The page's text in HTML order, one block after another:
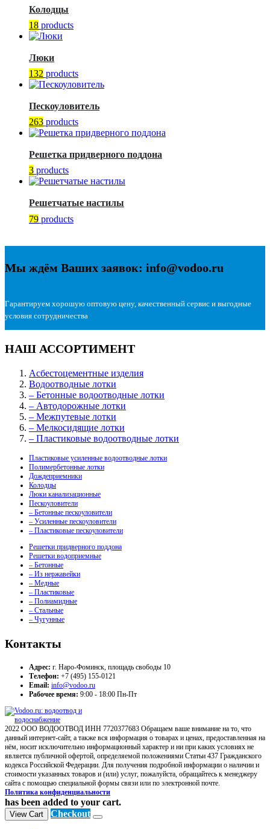
Колодцы
18 products
Люки
132 products
Пескоуловитель
263 products
Решетка придверного поддона
3 products
Решетчатые настилы
79 products
Мы ждём Ваших заявок: info@vodoo.ru
Гарантируем хорошую оптовую цену, качественный сервис и выгодные
условия сотрудничества
НАШ АССОРТИМЕНТ
Асбестоцементные изделия
Водоотводные лотки
– Бетонные водоотводные лотки
– Автодорожные лотки
– Межпутевые лотки
– Мелкосидящие лотки
– Пластиковые водоотводные лотки
Пластиковые усиленные водоотводные лотки
Полимербетонные лотки
Дождеприемники
Колодцы
Люки канализационные
Пескоуловители
– Бетонные пескоуловители
– Усиленные пескоуловители
– Пластиковые пескоуловители
Решетки придверного поддона
Решетки водоприемные
– Бетонные
– Из нержавейки
– Медные
– Пластиковые
– Полиамидные
– Стальные
– Чугунные
Контакты
Адрес: г. Наро-Фоминск, площадь свободы 10
Телефон: +7 (495) 155-0121
Email: info@vodoo.ru
Рабочее время: 9:00 - 18:00 Пн-Пт
2022 ООО ВОДООТВОД ИНН 7720377683 Обращаем ваше внимание на то, что
данный интернет-сайт, а также вся информация о товарах и ценах, предоставленная на
нём, носит исключительно информационный характер и ни при каких условиях не
является публичной офертой, определяемой положениями Статьи 437 Гражданского
кодекса Российской Федерации. Для получения подробной информации о наличии и
стоимости указанных товаров и (или) услуг, пожалуйста, обращайтесь к менеджеру
сайта с помощью специальной формы связи или по электронной почте.
Политика конфиденциальности
has been added to your cart.
View Cart Checkout